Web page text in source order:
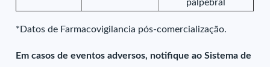
palpebral
*Datos de Farmacovigilancia pós-comercialização.
Em casos de eventos adversos, notifique ao Sistema de